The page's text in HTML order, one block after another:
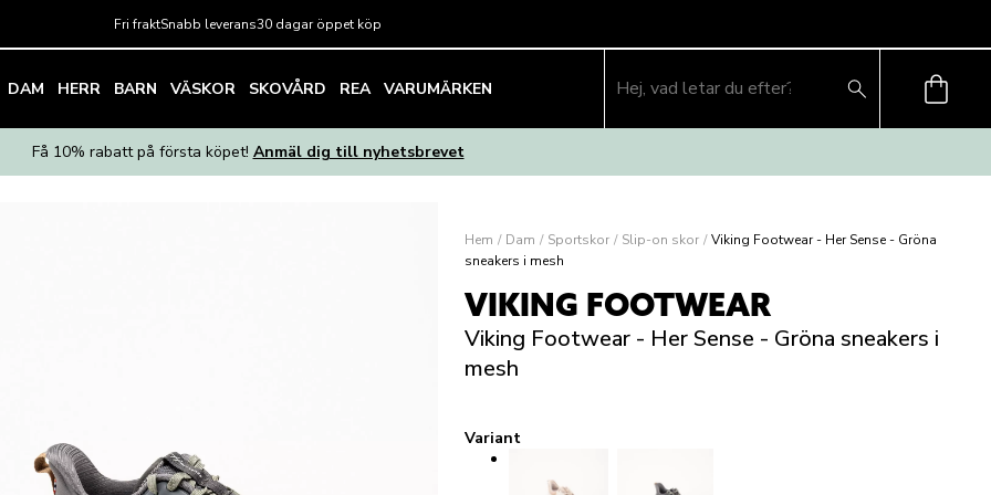
Fri fraktSnabb leverans30 dagar öppet köp
DAM HERR BARN VÄSKOR SKOVÅRD REA VARUMÄRKEN
Få 10% rabatt på första köpet! Anmäl dig till nyhetsbrevet
Hem / Dam / Sportskor / Slip-on skor / Viking Footwear - Her Sense - Gröna
sneakers i mesh
VIKING FOOTWEAR
Viking Footwear - Her Sense - Gröna sneakers i
mesh
Variant